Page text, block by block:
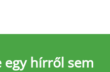
egy hírről sem